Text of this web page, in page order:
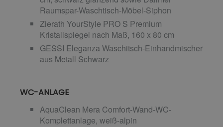
Raumspar-Waschtisch-Möbel-Siphon
Zierath YourStyle PRO S Premium
Kristallspiegel nach Maß, 160 x 80 cm
GESSI Eleganza Waschitsch-Einhandmischer
aus Metall Schwarz
WC-ANLAGE
AquaClean Mera Comfort-Wand-WC-
Komplettanlage, weiß-alpin